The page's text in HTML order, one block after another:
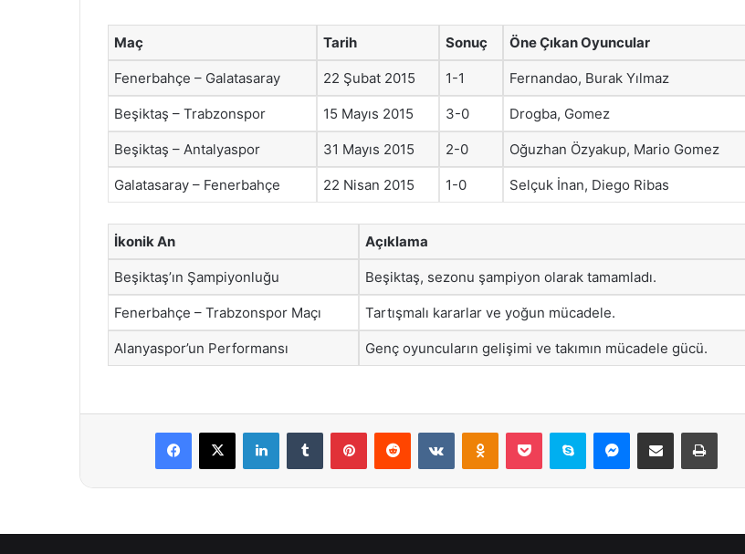
Maç Tarih Sonuç Öne Çıkan Oyuncular
Fenerbahçe – Galatasaray 22 Şubat 2015 1-1 Fernandao, Burak Yılmaz
Beşiktaş – Trabzonspor 15 Mayıs 2015 3-0 Drogba, Gomez
Beşiktaş – Antalyaspor 31 Mayıs 2015 2-0 Oğuzhan Özyakup, Mario Gomez
Galatasaray – Fenerbahçe 22 Nisan 2015 1-0 Selçuk İnan, Diego Ribas
İkonik An Açıklama
Beşiktaş’ın Şampiyonluğu Beşiktaş, sezonu şampiyon olarak tamamladı.
Fenerbahçe – Trabzonspor Maçı Tartışmalı kararlar ve yoğun mücadele.
Alanyaspor’un Performansı Genç oyuncuların gelişimi ve takımın mücadele gücü.
Facebook
X LinkedInTumblr PinterestReddit VKontakteOdnoklassniki
Pocket Skype Messenger
E-Posta ile paylaş Yazdır